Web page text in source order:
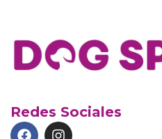
Redes Sociales